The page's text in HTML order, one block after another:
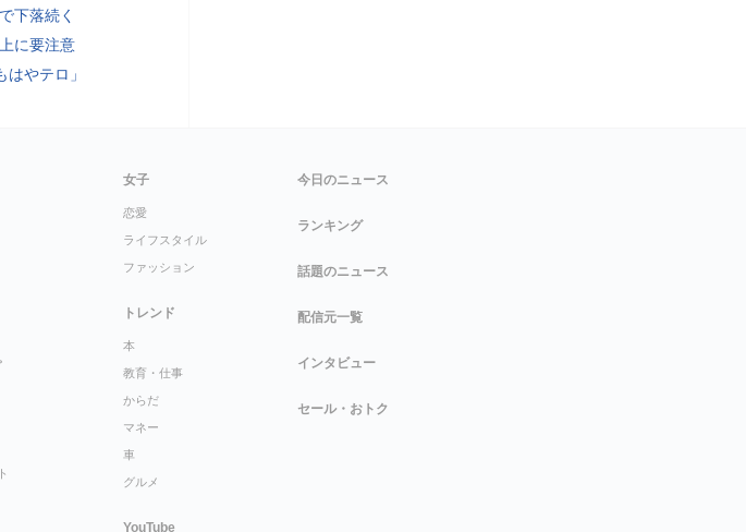
下落続く
に要注意
やテロ」
女子
恋愛
ライフスタイル
ファッション
トレンド
本
教育・仕事
からだ
マネー
車
グルメ
YouTube
今日のニュース
ランキング
話題のニュース
配信元一覧
インタビュー
セール・おトク